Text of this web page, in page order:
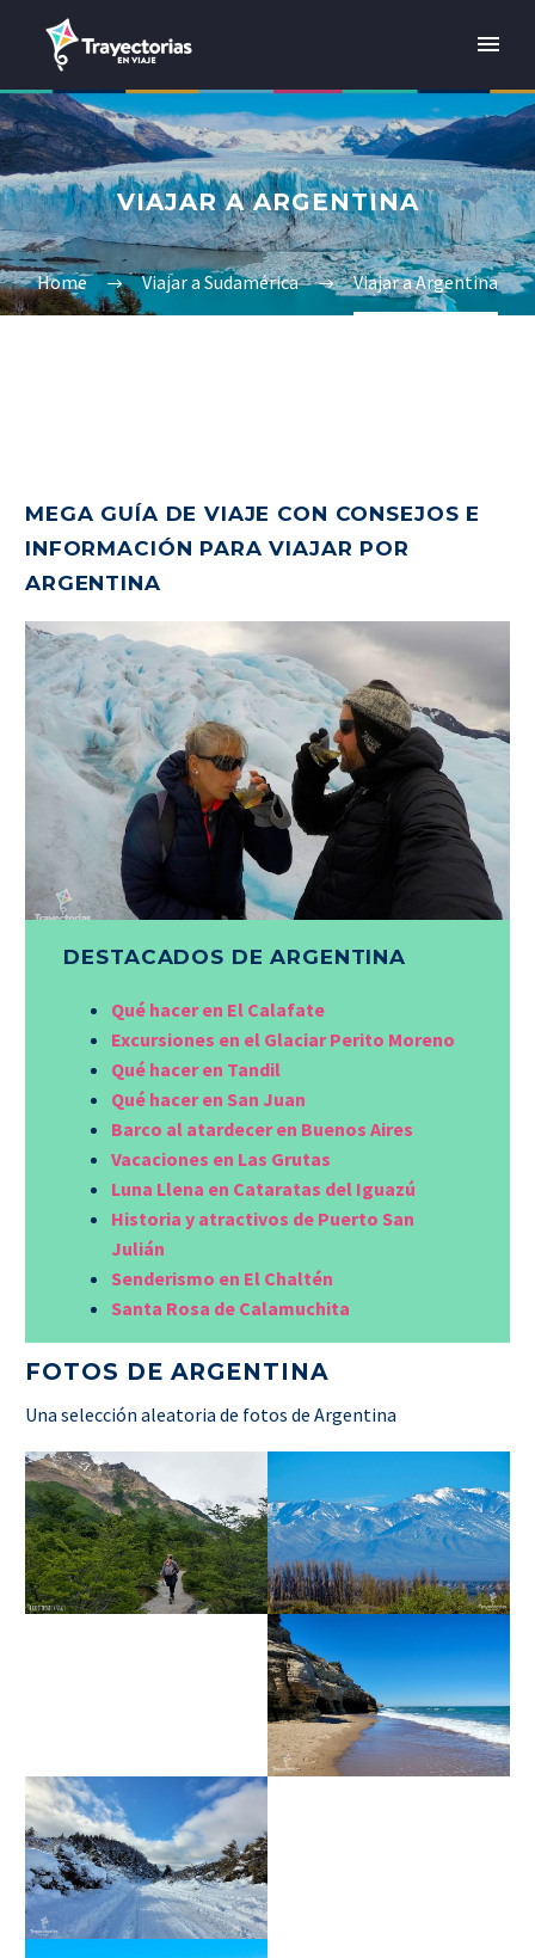
VIAJAR A ARGENTINA
Home Viajar a Sudamérica Viajar a Argentina
MEGA GUÍA DE VIAJE CON CONSEJOS E
INFORMACIÓN PARA VIAJAR POR
ARGENTINA
DESTACADOS DE ARGENTINA
Qué hacer en El Calafate
Excursiones en el Glaciar Perito Moreno
Qué hacer en Tandil
Qué hacer en San Juan
Barco al atardecer en Buenos Aires
Vacaciones en Las Grutas
Luna Llena en Cataratas del Iguazú
Historia y atractivos de Puerto San
Julián
Senderismo en El Chaltén
Santa Rosa de Calamuchita
FOTOS DE ARGENTINA
Una selección aleatoria de fotos de Argentina